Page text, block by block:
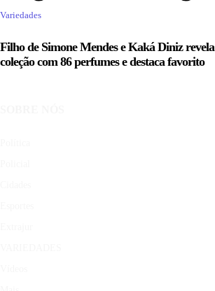
Variedades
Filho de Simone Mendes e Kaká Diniz revela
coleção com 86 perfumes e destaca favorito